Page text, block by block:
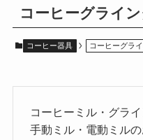
コーヒーグライ
コーヒー器具 コーヒーグラ
コーヒーミル・グラ
手動ミル・電動ミル